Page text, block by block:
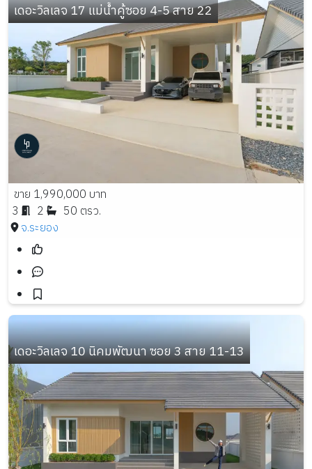
เดอะวิลเลจ 17 แม่น้ำคู้ซอย 4-5 สาย 22
ขาย 1,990,000 บาท
3
2
50 ตรว.
จ.ระยอง
เดอะวิลเลจ 10 นิคมพัฒนา ซอย 3 สาย 11-13